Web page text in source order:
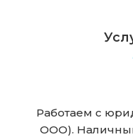
Работаем с
ООО).